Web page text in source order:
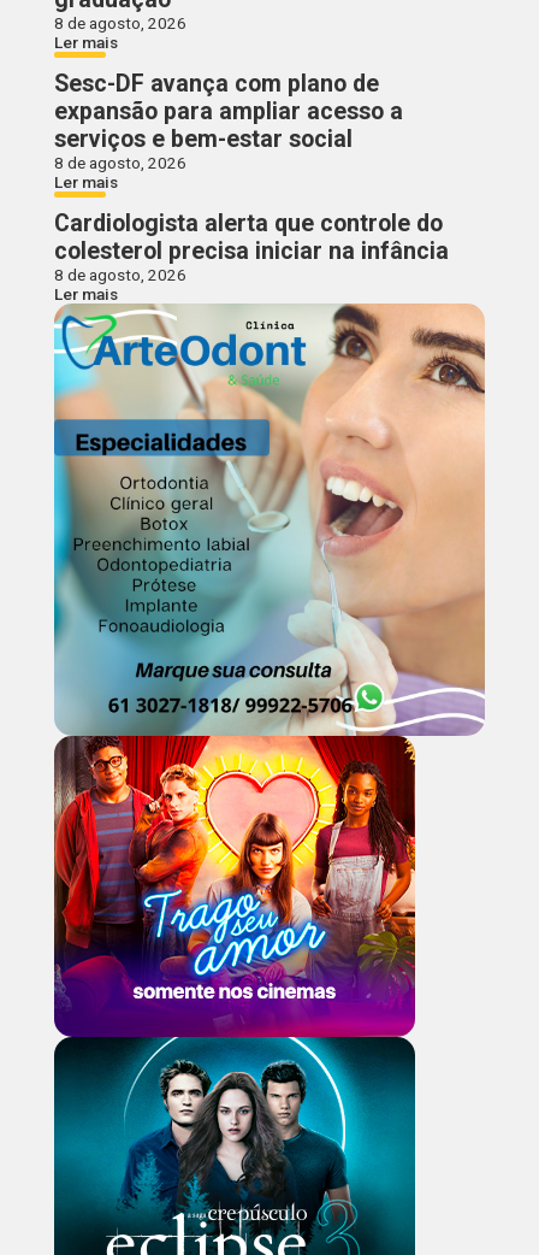
8 de agosto, 2026
Ler mais
Sesc-DF avança com plano de
expansão para ampliar acesso a
serviços e bem-estar social
8 de agosto, 2026
Ler mais
Cardiologista alerta que controle do
colesterol precisa iniciar na infância
8 de agosto, 2026
Ler mais